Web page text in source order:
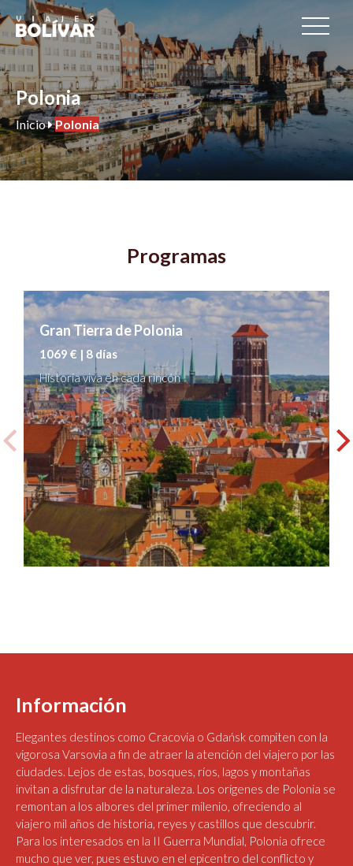
Polonia
Inicio Polonia
Información
Elegantes destinos como Cracovia o Gdańsk compiten con la
vigorosa Varsovia a fin de atraer la atención del viajero por las
ciudades. Lejos de estas, bosques, ríos, lagos y montañas
invitan a disfrutar de la naturaleza. Los orígenes de Polonia se
remontan a los albores del primer milenio, ofreciendo al
viajero mil años de historia, reyes y castillos que descubrir.
Para los interesados en la II Guerra Mundial, Polonia ofrece
mucho que ver, pues estuvo en el epicentro del conflicto y
Programas
Gran Tierra de Polonia
1069 € | 8 días
Historia viva en cada rincón